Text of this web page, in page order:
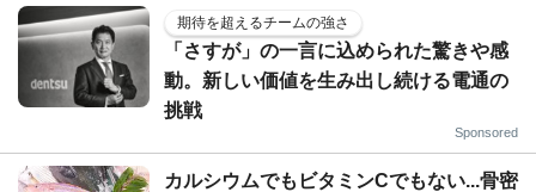
期待を超えるチームの強さ
「さすが」の一言に込められた驚きや感
動。新しい価値を生み出し続ける電通の
挑戦
Sponsored
カルシウムでもビタミンCでもない...骨密